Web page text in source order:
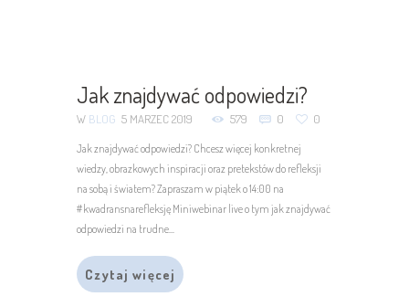
Jak znajdywać odpowiedzi?
W BLOG 5 MARZEC 2019 579 0 0
Jak znajdywać odpowiedzi? Chcesz więcej konkretnej
wiedzy, obrazkowych inspiracji oraz pretekstów do refleksji
na sobą i światem? Zapraszam w piątek o 14:00 na
#kwadransnarefleksję Miniwebinar live o tym jak znajdywać
odpowiedzi na trudne...
Czytaj więcej